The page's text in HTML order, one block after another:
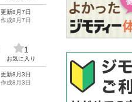
更新8月7日
作成8月7日
1
お気に入り
更新8月3日
作成8月3日